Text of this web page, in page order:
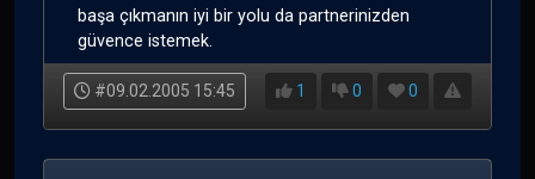
başa çıkmanın iyi bir yolu da partnerinizden
güvence istemek.
#09.02.2005 15:45 1 0 0